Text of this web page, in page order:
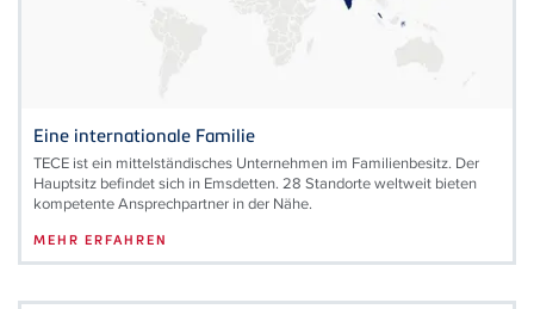
Eine internationale Familie
TECE ist ein mittelständisches Unternehmen im Familienbesitz. Der
Hauptsitz befindet sich in Emsdetten. 28 Standorte weltweit bieten
kompetente Ansprechpartner in der Nähe.
MEHR ERFAHREN